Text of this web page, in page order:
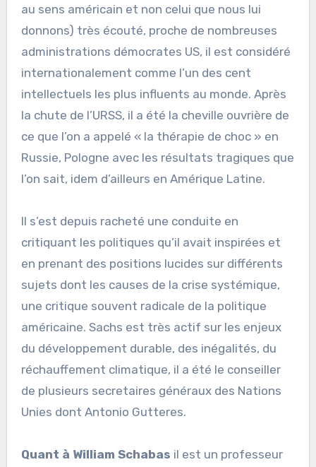
au sens américain et non celui que nous lui
donnons) très écouté, proche de nombreuses
administrations démocrates US, il est considéré
internationalement comme l’un des cent
intellectuels les plus influents au monde. Après
la chute de l’URSS, il a été la cheville ouvrière de
ce que l’on a appelé « la thérapie de choc » en
Russie, Pologne avec les résultats tragiques que
l’on sait, idem d’ailleurs en Amérique Latine.
Il s’est depuis racheté une conduite en
critiquant les politiques qu’il avait inspirées et
en prenant des positions lucides sur différents
sujets dont les causes de la crise systémique,
une critique souvent radicale de la politique
américaine. Sachs est très actif sur les enjeux
du développement durable, des inégalités, du
réchauffement climatique, il a été le conseiller
de plusieurs secretaires généraux des Nations
Unies dont Antonio Gutteres.
Quant à William Schabas il est un professeur